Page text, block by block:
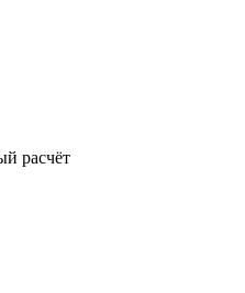
расчёт